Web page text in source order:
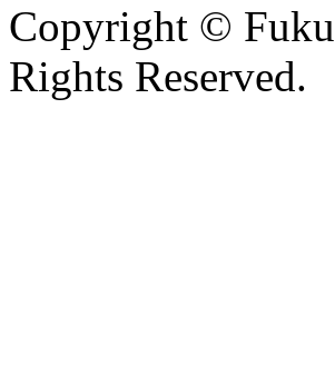
Copyright ©
Rights Reserved.